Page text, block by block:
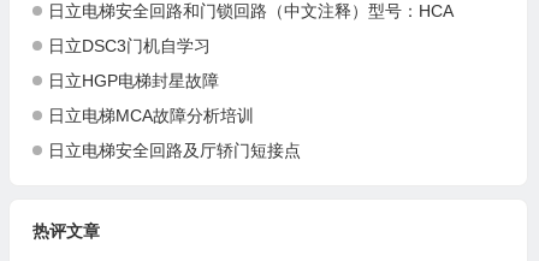
日立电梯安全回路和门锁回路（中文注释）型号：HCA
日立DSC3门机自学习
日立HGP电梯封星故障
日立电梯MCA故障分析培训
日立电梯安全回路及厅轿门短接点
热评文章